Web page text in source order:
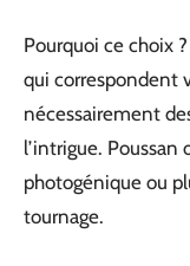
Pourquoi ce choix
qui correspondent
nécessairement
l’intrigue.
photogénique ou
tournage.